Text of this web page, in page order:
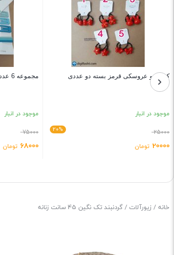
کش مو عروسکی قرمز بسته دو عددی
موجود در انبار
20%
25000
20000 تومان
مجموعه 6 عددی گیره و سنجاق مو
موجود در انبار
75000
68000 تومان
خانه / زیورآلات / گردنبند تک نگین 45 سانت زنانه